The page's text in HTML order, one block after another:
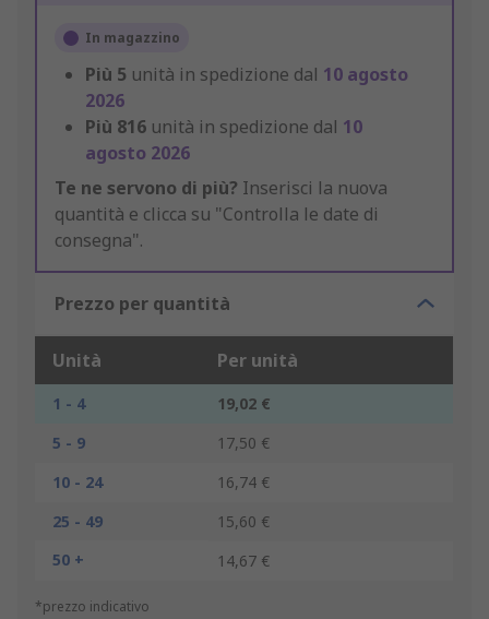
In magazzino
Più 5 unità in spedizione dal 10 agosto
2026
Più 816 unità in spedizione dal 10
agosto 2026
Te ne servono di più? Inserisci la nuova
quantità e clicca su "Controlla le date di
consegna".
Prezzo per quantità
Unità Per unità
1 - 4
19,02 €
5 - 9
17,50 €
10 - 24
16,74 €
25 - 49
15,60 €
50 +
14,67 €
*prezzo indicativo